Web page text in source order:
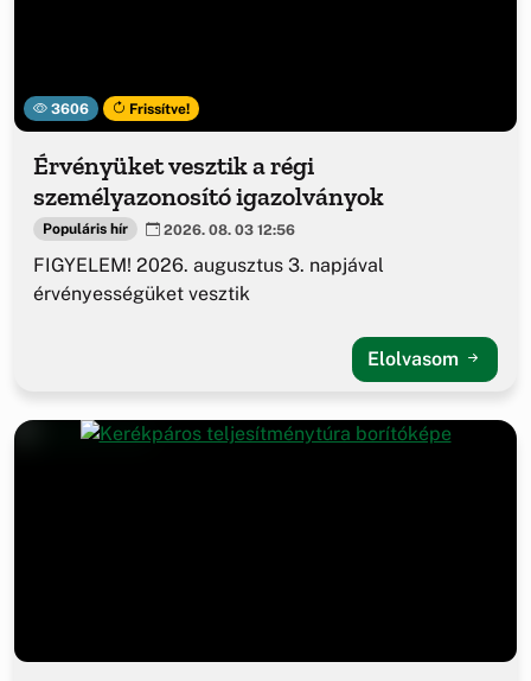
3606 Frissítve!
Érvényüket vesztik a régi
személyazonosító igazolványok
Populáris hír 2026. 08. 03 12:56
FIGYELEM! 2026. augusztus 3. napjával
érvényességüket vesztik
Elolvasom